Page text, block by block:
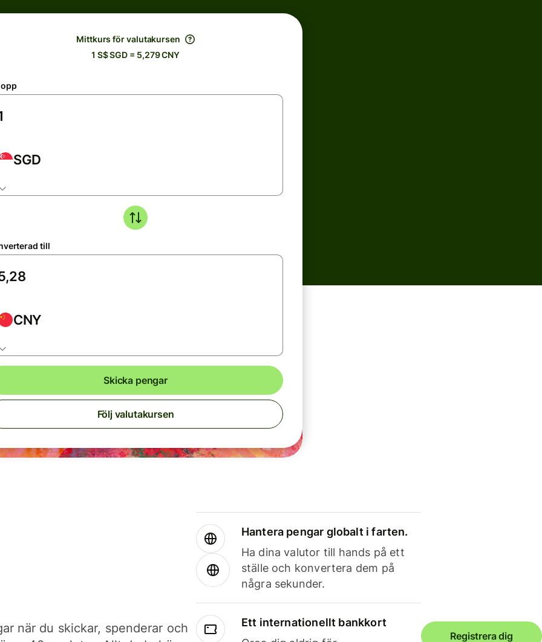
Mittkurs för valutakursen
1 S$ SGD = 5,279 CNY
SGD
till
CNY
Skicka pengar
Följ valutakursen
när du skickar, spenderar och
Hantera pengar globalt i farten.
Ha dina valutor till hands på ett
ställe och konvertera dem på
några sekunder.
Ett internationellt bankkort
Registrera dig